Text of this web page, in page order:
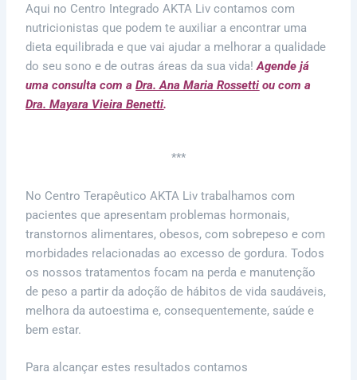
Aqui no Centro Integrado AKTA Liv contamos com
nutricionistas que podem te auxiliar a encontrar uma
dieta equilibrada e que vai ajudar a melhorar a qualidade
do seu sono e de outras áreas da sua vida!Agende já
uma consulta com aDra. Ana Maria Rossetti ou com a
Dra. Mayara Vieira Benetti.
***
No Centro Terapêutico AKTA Liv trabalhamos com
pacientes que apresentam problemas hormonais,
transtornos alimentares, obesos, com sobrepeso e com
morbidades relacionadas ao excesso de gordura. Todos
os nossos tratamentos focam na perda e manutenção
de peso a partir da adoção de hábitos de vida saudáveis,
melhora da autoestima e, consequentemente, saúde e
bem estar.
Para alcançar estes resultados contamos